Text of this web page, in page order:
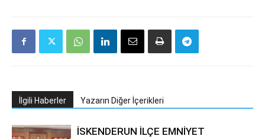
İlgili Haberler Yazarın Diğer İçerikleri
İSKENDERUN İLÇE EMNİYET